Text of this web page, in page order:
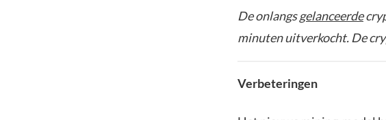
De onlangsgelanceerde
minuten uitverkocht. De
Verbeteringen